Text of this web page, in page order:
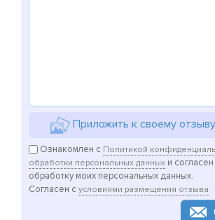
Приложить к своему
Ознакомлен с Политикой
обработки персональных данных и согласен
обработку моих персональных данных.
Согласен с условиями размещения отзыва